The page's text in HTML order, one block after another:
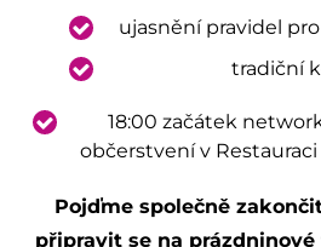
ujasnění pravidel
tradiční
18:00 začátek
občerstvení v Restauraci
Pojďme společně
připravit se na